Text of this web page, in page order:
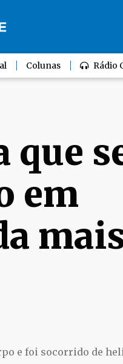
Colunas Rádio
que
em
e foi socorrido de